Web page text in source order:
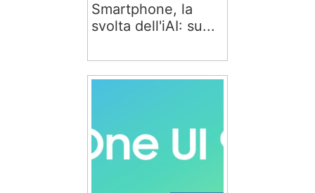
Smartphone, la
svolta dell'iAI: su...